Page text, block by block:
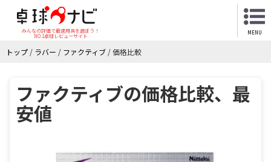
みんなの評価で最適用具を選ぼう！
NO.1卓球レビューサイト
MENU
トップ / ラバー / ファクティブ /価格比較
ファクティブの価格比較、最
安値